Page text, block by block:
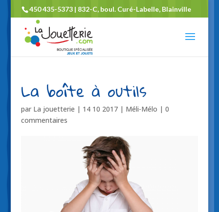
450 435-5373 | 832-C, boul. Curé-Labelle, Blainville
La boîte à outils
par La jouetterie | 14 10 2017| Méli-Mélo | 0
commentaires